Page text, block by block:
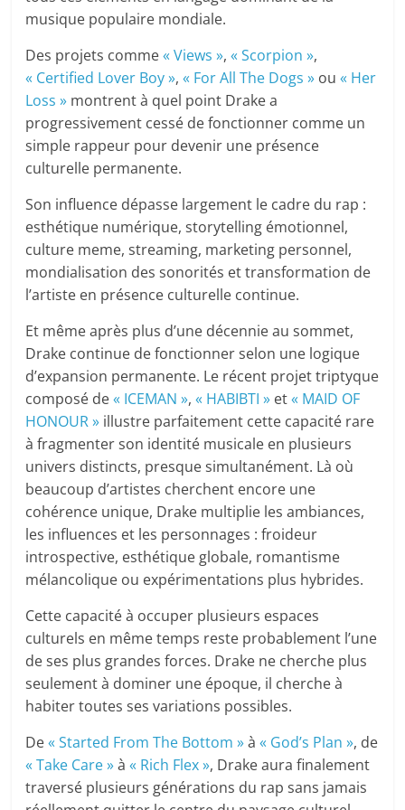
musique populaire mondiale.
Des projets comme« Views »,« Scorpion »,
« Certified Lover Boy »,« For All The Dogs » ou« Her
Loss » montrent à quel point Drake a
progressivement cessé de fonctionner comme un
simple rappeur pour devenir une présence
culturelle permanente.
Son influence dépasse largement le cadre du rap :
esthétique numérique, storytelling émotionnel,
culture meme, streaming, marketing personnel,
mondialisation des sonorités et transformation de
l’artiste en présence culturelle continue.
Et même après plus d’une décennie au sommet,
Drake continue de fonctionner selon une logique
d’expansion permanente. Le récent projet triptyque
composé de« ICEMAN »,« HABIBTI » et« MAID OF
HONOUR » illustre parfaitement cette capacité rare
à fragmenter son identité musicale en plusieurs
univers distincts, presque simultanément. Là où
beaucoup d’artistes cherchent encore une
cohérence unique, Drake multiplie les ambiances,
les influences et les personnages : froideur
introspective, esthétique globale, romantisme
mélancolique ou expérimentations plus hybrides.
Cette capacité à occuper plusieurs espaces
culturels en même temps reste probablement l’une
de ses plus grandes forces. Drake ne cherche plus
seulement à dominer une époque, il cherche à
habiter toutes ses variations possibles.
De« Started From The Bottom »à« God’s Plan », de
« Take Care »à« Rich Flex », Drake aura finalement
traversé plusieurs générations du rap sans jamais